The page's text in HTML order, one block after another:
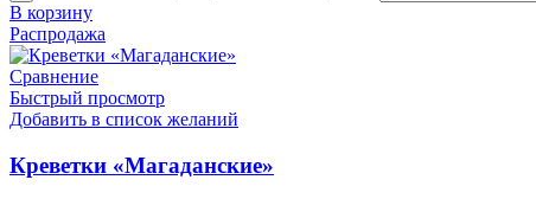
В корзину
Распродажа
Сравнение
Быстрый просмотр
Добавить в список желаний
Креветки «Магаданские»